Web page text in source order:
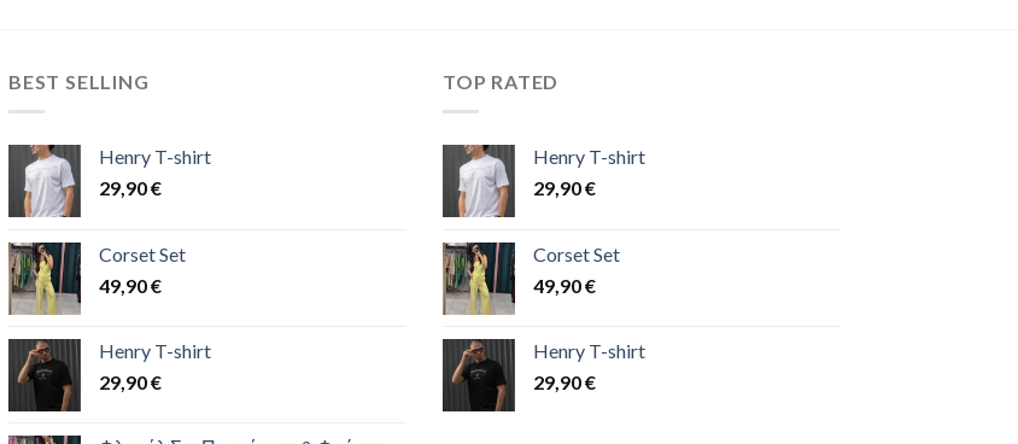
BEST SELLING
Henry T-shirt
29,90€
Corset Set
49,90€
Henry T-shirt
29,90€
TOP RATED
Henry T-shirt
29,90€
Corset Set
49,90€
Henry T-shirt
29,90€